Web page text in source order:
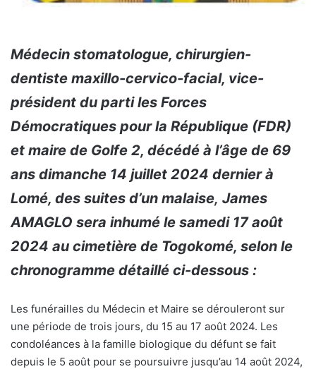
Médecin stomatologue, chirurgien-
dentiste maxillo-cervico-facial, vice-
président du parti les Forces
Démocratiques pour la République (FDR)
et maire de Golfe 2, décédé à l’âge de 69
ans dimanche 14 juillet 2024 dernier à
Lomé, des suites d’un malaise, James
AMAGLO sera inhumé le samedi 17 août
2024 au cimetière de Togokomé, selon le
chronogramme détaillé ci-dessous :
Les funérailles du Médecin et Maire se dérouleront sur
une période de trois jours, du 15 au 17 août 2024. Les
condoléances à la famille biologique du défunt se fait
depuis le 5 août pour se poursuivre jusqu’au 14 août 2024,